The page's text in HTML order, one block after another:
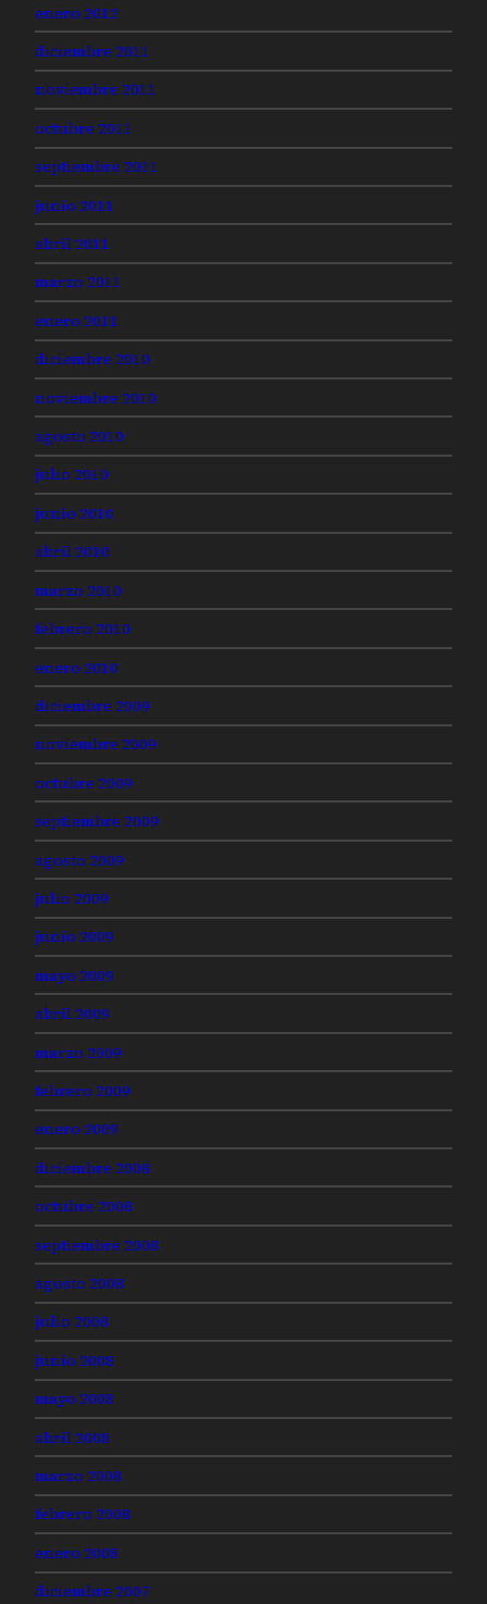
enero 2012
diciembre 2011
noviembre 2011
octubre 2011
septiembre 2011
junio 2011
abril 2011
marzo 2011
enero 2011
diciembre 2010
noviembre 2010
agosto 2010
julio 2010
junio 2010
abril 2010
marzo 2010
febrero 2010
enero 2010
diciembre 2009
noviembre 2009
octubre 2009
septiembre 2009
agosto 2009
julio 2009
junio 2009
mayo 2009
abril 2009
marzo 2009
febrero 2009
enero 2009
diciembre 2008
octubre 2008
septiembre 2008
agosto 2008
julio 2008
junio 2008
mayo 2008
abril 2008
marzo 2008
febrero 2008
enero 2008
diciembre 2007